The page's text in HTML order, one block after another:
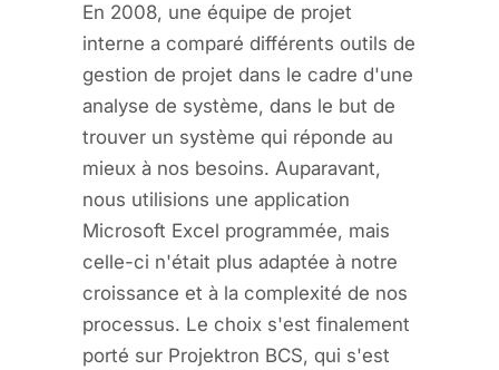
En 2008, une équipe de projet
interne a comparé différents outils de
gestion de projet dans le cadre d'une
analyse de système, dans le but de
trouver un système qui réponde au
mieux à nos besoins. Auparavant,
nous utilisions une application
Microsoft Excel programmée, mais
celle-ci n'était plus adaptée à notre
croissance et à la complexité de nos
processus. Le choix s'est finalement
porté sur Projektron BCS, qui s'est